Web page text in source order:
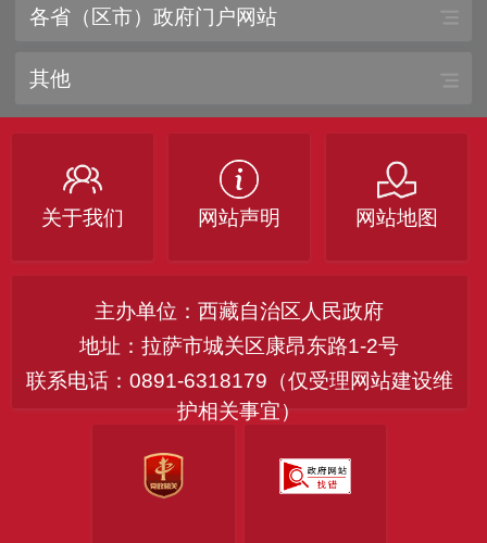
各省（区市）政府门户网站
其他
关于我们 网站声明 网站地图
主办单位：西藏自治区人民政府
地址：拉萨市城关区康昂东路1-2号
联系电话：0891-6318179（仅受理网站建设维
护相关事宜）